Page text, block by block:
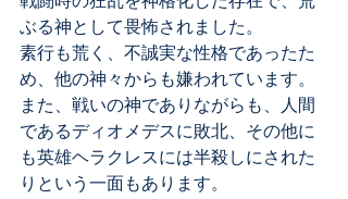
ぶる神として畏怖されました。
素行も荒く、不誠実な性格であったた
め、他の神々からも嫌われています。
また、戦いの神でありながらも、人間
であるディオメデスに敗北、その他に
も英雄ヘラクレスには半殺しにされた
りという一面もあります。